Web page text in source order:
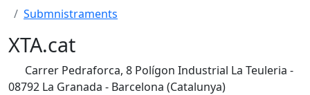
Submnistraments
XTA.cat
Carrer Pedraforca, 8 Polígon Industrial La Teuleria -
08792 La Granada - Barcelona (Catalunya)